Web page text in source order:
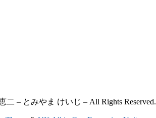
– とみやま けいじ – All Rights Reserved.